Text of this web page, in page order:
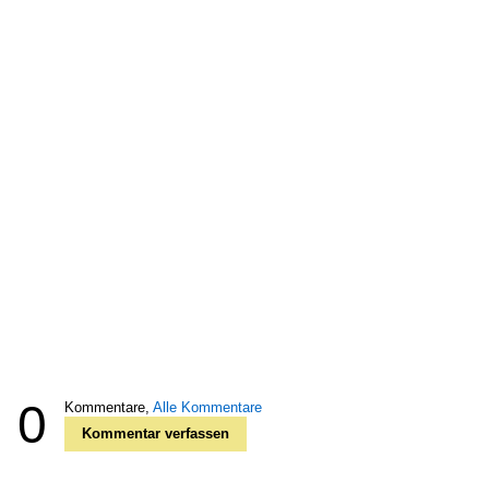
0 Kommentare, Alle Kommentare
Kommentar verfassen